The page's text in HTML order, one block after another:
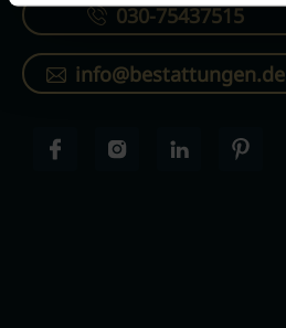
030-75437515
info@bestattungen.de